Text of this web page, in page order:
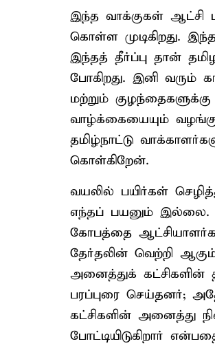
இந்த வாக்குகள் ஆட்சி
கொள்ள முடிகிறது.
இந்தத் தீர்ப்பு தான்
போகிறது. இனி வரும்
மற்றும்
வாழ்க்கையையும்
தமிழ்நாட்டு
கொள்கிறேன்.
வயலில் பயிர்கள்
எந்தப் பயனும்
கோபத்தை
தேர்தலின் வெற்றி
அனைத்துக் கட்சிகளின்
பரப்புரை செய்தனர்;
கட்சிகளின் அனைத்து
போட்டியிடுகிறார்